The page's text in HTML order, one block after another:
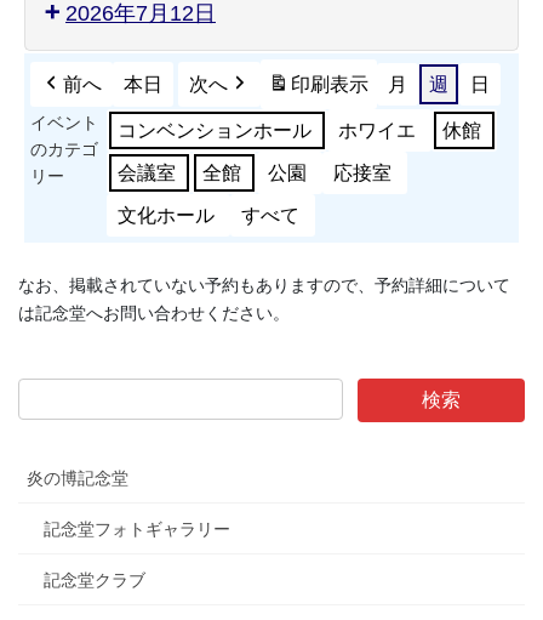
2026年7月12日
前へ 本日 次へ 印刷表示 月 週 日
イベント
のカテゴ
リー
コンベンションホール ホワイエ 休館
会議室 全館 公園 応接室
文化ホール すべて
なお、掲載されていない予約もありますので、予約詳細について
は記念堂へお問い合わせください。
炎の博記念堂
記念堂フォトギャラリー
記念堂クラブ